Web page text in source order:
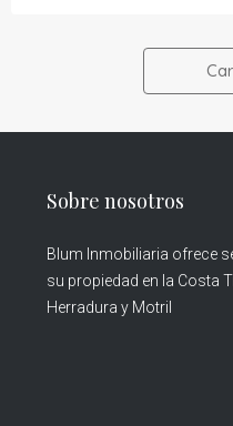
Sobre nosotros
Blum Inmobiliaria ofrece
su propiedad en la Costa
Herradura y Motril